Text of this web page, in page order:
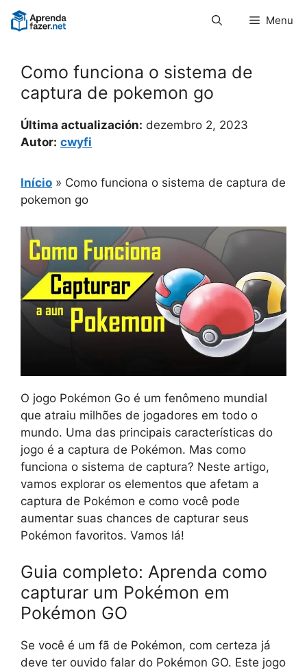
Pular
para
Menu
Como funciona o sistema de
captura de pokemon go
Última actualización: dezembro 2, 2023
Autor: cwyfi
Início » Como funciona o sistema de captura de
pokemon go
O jogo Pokémon Go é um fenômeno mundial
que atraiu milhões de jogadores em todo o
mundo. Uma das principais características do
jogo é a captura de Pokémon. Mas como
funciona o sistema de captura? Neste artigo,
vamos explorar os elementos que afetam a
captura de Pokémon e como você pode
aumentar suas chances de capturar seus
Pokémon favoritos. Vamos lá!
Guia completo: Aprenda como
capturar um Pokémon em
Pokémon GO
Se você é um fã de Pokémon, com certeza já
deve ter ouvido falar do Pokémon GO. Este jogo